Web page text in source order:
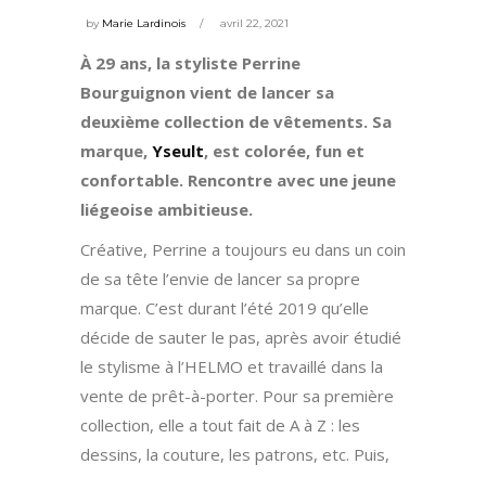
by Marie Lardinois avril 22, 2021
À 29 ans, la styliste Perrine
Bourguignon vient de lancer sa
deuxième collection de vêtements. Sa
marque, Yseult, est colorée, fun et
confortable. Rencontre avec une jeune
liégeoise ambitieuse.
Créative, Perrine a toujours eu dans un coin
de sa tête l’envie de lancer sa propre
marque. C’est durant l’été 2019 qu’elle
décide de sauter le pas, après avoir étudié
le stylisme à l’HELMO et travaillé dans la
vente de prêt-à-porter. Pour sa première
collection, elle a tout fait de A à Z : les
dessins, la couture, les patrons, etc. Puis,